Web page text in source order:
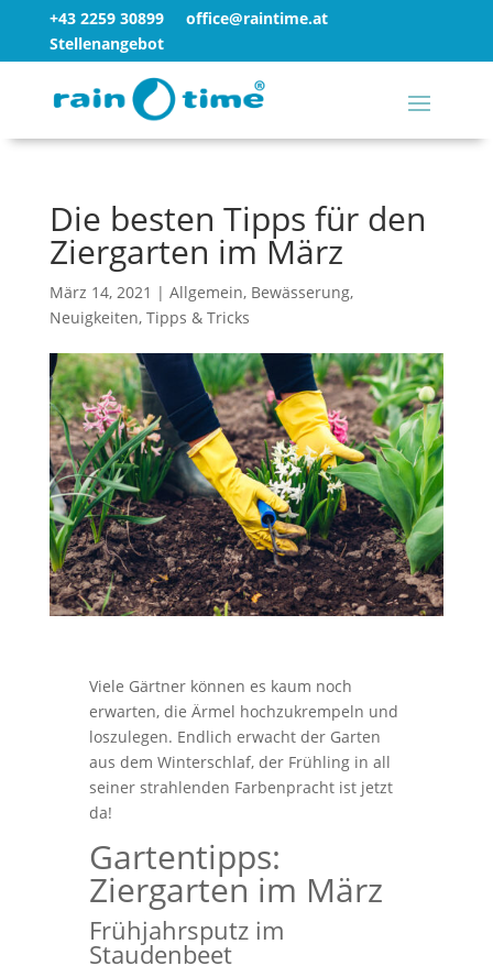
+43 2259 30899
office@raintime.at
Stellenangebot
Die besten Tipps für den
Ziergarten im März
März 14, 2021 | Allgemein, Bewässerung,
Neuigkeiten, Tipps & Tricks
Viele Gärtner können es kaum noch
erwarten, die Ärmel hochzukrempeln und
loszulegen. Endlich erwacht der Garten
aus dem Winterschlaf, der Frühling in all
seiner strahlenden Farbenpracht ist jetzt
da!
Gartentipps:
Ziergarten im März
Frühjahrsputz im
Staudenbeet